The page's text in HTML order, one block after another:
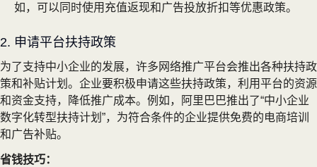
如，可以同时使用充值返现和广告投放折扣等优惠政策。
2. 申请平台扶持政策
为了支持中小企业的发展，许多网络推广平台会推出各种扶持政
策和补贴计划。企业要积极申请这些扶持政策，利用平台的资源
和资金支持，降低推广成本。例如，阿里巴巴推出了“中小企业
数字化转型扶持计划”，为符合条件的企业提供免费的电商培训
和广告补贴。
省钱技巧：